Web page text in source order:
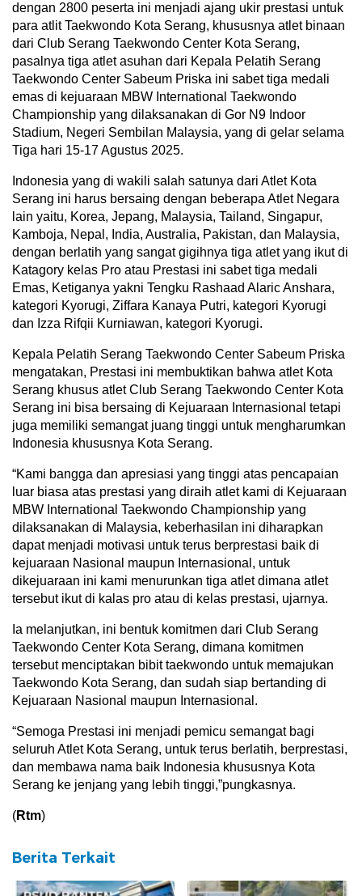
dengan 2800 peserta ini menjadi ajang ukir prestasi untuk
para atlit Taekwondo Kota Serang, khususnya atlet binaan
dari Club Serang Taekwondo Center Kota Serang,
pasalnya tiga atlet asuhan dari Kepala Pelatih Serang
Taekwondo Center Sabeum Priska ini sabet tiga medali
emas di kejuaraan MBW International Taekwondo
Championship yang dilaksanakan di Gor N9 Indoor
Stadium, Negeri Sembilan Malaysia, yang di gelar selama
Tiga hari 15-17 Agustus 2025.
Indonesia yang di wakili salah satunya dari Atlet Kota
Serang ini harus bersaing dengan beberapa Atlet Negara
lain yaitu, Korea, Jepang, Malaysia, Tailand, Singapur,
Kamboja, Nepal, India, Australia, Pakistan, dan Malaysia,
dengan berlatih yang sangat gigihnya tiga atlet yang ikut di
Katagory kelas Pro atau Prestasi ini sabet tiga medali
Emas, Ketiganya yakni Tengku Rashaad Alaric Anshara,
kategori Kyorugi, Ziffara Kanaya Putri, kategori Kyorugi
dan Izza Rifqii Kurniawan, kategori Kyorugi.
Kepala Pelatih Serang Taekwondo Center Sabeum Priska
mengatakan, Prestasi ini membuktikan bahwa atlet Kota
Serang khusus atlet Club Serang Taekwondo Center Kota
Serang ini bisa bersaing di Kejuaraan Internasional tetapi
juga memiliki semangat juang tinggi untuk mengharumkan
Indonesia khususnya Kota Serang.
“Kami bangga dan apresiasi yang tinggi atas pencapaian
luar biasa atas prestasi yang diraih atlet kami di Kejuaraan
MBW International Taekwondo Championship yang
dilaksanakan di Malaysia, keberhasilan ini diharapkan
dapat menjadi motivasi untuk terus berprestasi baik di
kejuaraan Nasional maupun Internasional, untuk
dikejuaraan ini kami menurunkan tiga atlet dimana atlet
tersebut ikut di kalas pro atau di kelas prestasi, ujarnya.
Ia melanjutkan, ini bentuk komitmen dari Club Serang
Taekwondo Center Kota Serang, dimana komitmen
tersebut menciptakan bibit taekwondo untuk memajukan
Taekwondo Kota Serang, dan sudah siap bertanding di
Kejuaraan Nasional maupun Internasional.
“Semoga Prestasi ini menjadi pemicu semangat bagi
seluruh Atlet Kota Serang, untuk terus berlatih, berprestasi,
dan membawa nama baik Indonesia khususnya Kota
Serang ke jenjang yang lebih tinggi,”pungkasnya.
(Rtm)
Berita Terkait